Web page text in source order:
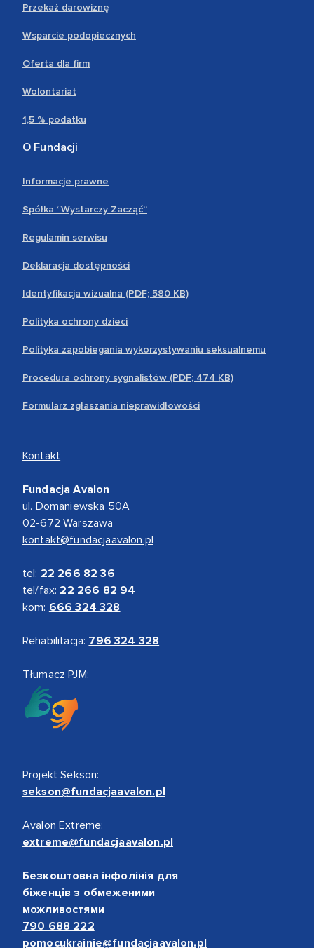
Przekaż darowiznę
Wsparcie podopiecznych
Oferta dla firm
Wolontariat
1,5 % podatku
O Fundacji
Informacje prawne
Spółka “Wystarczy Zacząć”
Regulamin serwisu
Deklaracja dostępności
Identyfikacja wizualna (PDF; 580 KB)
Polityka ochrony dzieci
Polityka zapobiegania wykorzystywaniu seksualnemu
Procedura ochrony sygnalistów (PDF; 474 KB)
Formularz zgłaszania nieprawidłowości
Kontakt
Fundacja Avalon
ul. Domaniewska 50A
02-672 Warszawa
kontakt@fundacjaavalon.pl
tel: 22 266 82 36
tel/fax: 22 266 82 94
kom: 666 324 328
Rehabilitacja: 796 324 328
Tłumacz PJM:
Projekt Sekson:
sekson@fundacjaavalon.pl
Avalon Extreme:
extreme@fundacjaavalon.pl
Безкоштовна інфолінія для
біженців з обмеженими
можливостями
790 688 222
pomocukrainie@fundacjaavalon.pl